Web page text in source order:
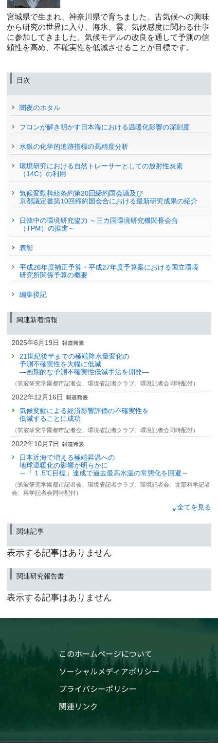
宮城県で生まれ、神奈川県で育ちました。古気候への興味
から研究の世界に入り、海氷、雲、気候感度に関わる仕事
に参加してきました。気候モデルの改良を通して予測の信
頼性を高め、不確実性を低減させることが目標です。
目次
闇夜のホタル
フロンが解き明かす日本海における温暖化影響の深刻度
水銀の化学的追跡指標の高精度分析
環境研究における自然トレーサーとしての放射性炭素
（14C）の利用
気候変動枠組条約第20回締約国会議及び
京都議定書第10回締約国会合における最新研究成果の紹介
日韓中の環境研究協力 ～三カ国環境研究機関長会合
（TPM）の推進～
表彰
平成26年度補正予算・平成27年度予算案における国立環境
研究所関係予算の概要
編集後記
関連新着情報
2025年6月19日
21世紀後半までの極端降水量変化の
予測不確実性を大幅に低減
—画期的な予測不確実性低減手法を開発—
（筑波研究学園都市記者会、環境省記者クラブ、環境記者会同時配付）
2022年12月16日
気候変動による経済影響評価の不確実性を
低減することに成功
（筑波研究学園都市記者会、環境省記者クラブ、環境記者会同時配付）
2022年10月7日
日本近海で増える極端昇温への
地球温暖化の影響が明らかに
～「１.5℃目標」達成で過去最高水温の常態化を回避～
（筑波研究学園都市記者会、環境省記者クラブ、環境記者会、文部科学記者
会、科学記者会同時配付）
世界規模でのバイオエネルギー生産にもたらす影響を推定
会、科学記者会、京都大学記者クラブ、草津市政記者クラブ、大阪科学・大
学記者クラブ同時配布）
2021年6月29日
雲減少による温暖化の加速効果が過小評価
－対流活動に着目して予測の不確かさを減らす－
（東京大学）、文部科学記者会、科学記者会同時配布）
地球温暖化が近年の日本の豪雨に与えた影響を評価しまし
た
（気象庁記者クラブ、環境省記者クラブ、環境記者会、筑波研究学園都市記
エルニーニョ現象の緻密な再現が熱帯域の温暖化予測精度
を向上させる
全てを見る
関連記事
表示する記事はありません
関連研究報告書
表示する記事はありません
このホームページについて
ソーシャルメディアポリシー
プライバシーポリシー
関連リンク